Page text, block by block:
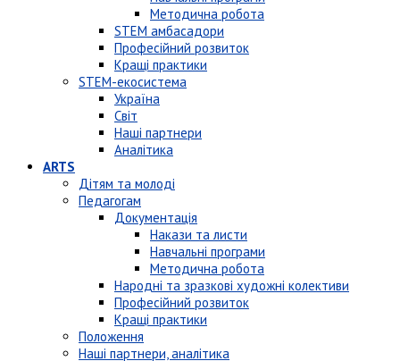
Методична робота
STEM амбасадори
Професійний розвиток
Кращі практики
STEM-екосистема
Україна
Світ
Наші партнери
Аналітика
ARTS
Дітям та молоді
Педагогам
Документація
Накази та листи
Навчальні програми
Методична робота
Народні та зразкові художні колективи
Професійний розвиток
Кращі практики
Положення
Наші партнери, аналітика